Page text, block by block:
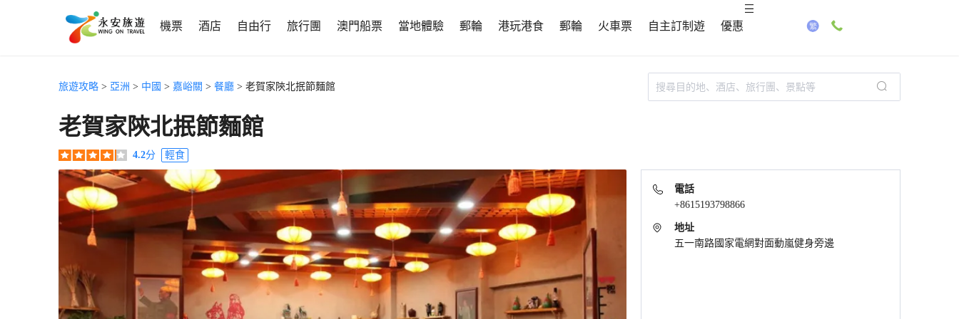
機票 酒店 自由行 旅行團 澳門船票 當地體驗 郵輪 港玩港食 郵輪 火車票 自主訂制遊 優惠
旅遊攻略 > 亞洲 > 中國 > 嘉峪關 > 餐廳 > 老賀家陝北抿節麵館
老賀家陝北抿節麵館
4.2分 輕食
電話
+8615193798866
地址
五一南路國家電網對面動嵐健身旁邊